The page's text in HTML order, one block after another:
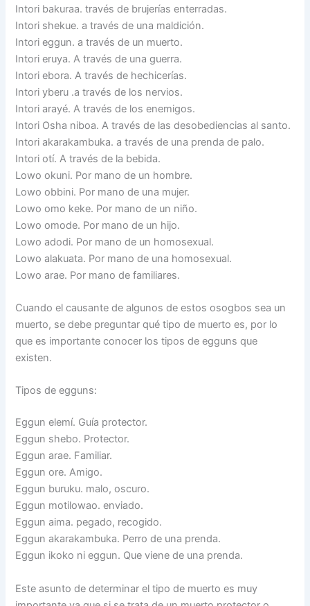
Intori bakuraa. través de brujerías enterradas.
Intori shekue. a través de una maldición.
Intori eggun. a través de un muerto.
Intori eruya. A través de una guerra.
Intori ebora. A través de hechicerías.
Intori yberu .a través de los nervios.
Intori arayé. A través de los enemigos.
Intori Osha niboa. A través de las desobediencias al santo.
Intori akarakambuka. a través de una prenda de palo.
Intori otí. A través de la bebida.
Lowo okuni. Por mano de un hombre.
Lowo obbini. Por mano de una mujer.
Lowo omo keke. Por mano de un niño.
Lowo omode. Por mano de un hijo.
Lowo adodi. Por mano de un homosexual.
Lowo alakuata. Por mano de una homosexual.
Lowo arae. Por mano de familiares.
Cuando el causante de algunos de estos osogbos sea un
muerto, se debe preguntar qué tipo de muerto es, por lo
que es importante conocer los tipos de egguns que
existen.
Tipos de egguns:
Eggun elemí. Guía protector.
Eggun shebo. Protector.
Eggun arae. Familiar.
Eggun ore. Amigo.
Eggun buruku. malo, oscuro.
Eggun motilowao. enviado.
Eggun aima. pegado, recogido.
Eggun akarakambuka. Perro de una prenda.
Eggun ikoko ni eggun. Que viene de una prenda.
Este asunto de determinar el tipo de muerto es muy